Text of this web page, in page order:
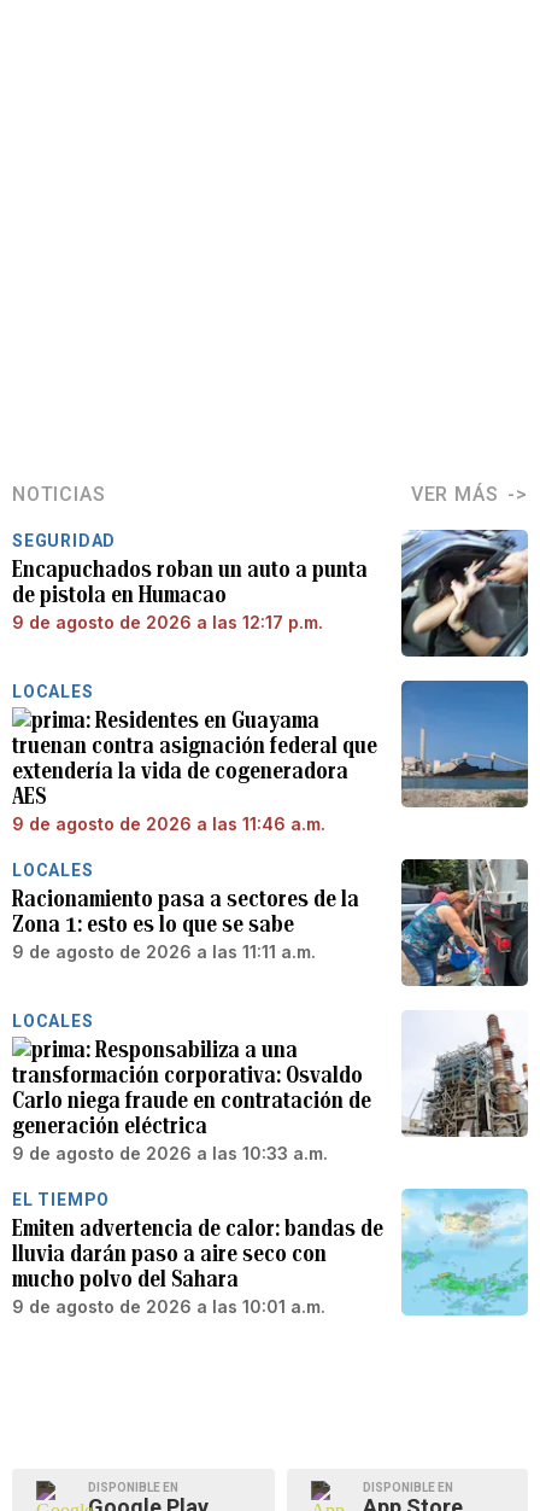
NOTICIAS VER MÁS
SEGURIDAD
Encapuchados roban un auto a punta
de pistola en Humacao
9 de agosto de 2026 a las 12:17 p.m.
LOCALES
Residentes en Guayama
truenan contra asignación federal que
extendería la vida de cogeneradora
AES
9 de agosto de 2026 a las 11:46 a.m.
LOCALES
Racionamiento pasa a sectores de la
Zona 1: esto es lo que se sabe
9 de agosto de 2026 a las 11:11 a.m.
LOCALES
Responsabiliza a una
transformación corporativa: Osvaldo
Carlo niega fraude en contratación de
generación eléctrica
9 de agosto de 2026 a las 10:33 a.m.
EL TIEMPO
Emiten advertencia de calor: bandas de
lluvia darán paso a aire seco con
mucho polvo del Sahara
9 de agosto de 2026 a las 10:01 a.m.
DISPONIBLE EN DISPONIBLE EN